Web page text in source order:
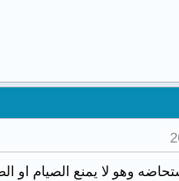
وهو لا يمنع الصيام او